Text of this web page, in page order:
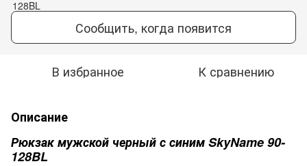
Сообщить, когда появится
В избранное К сравнению
Описание
Рюкзак мужской черный с синим SkyName 90-
128BL